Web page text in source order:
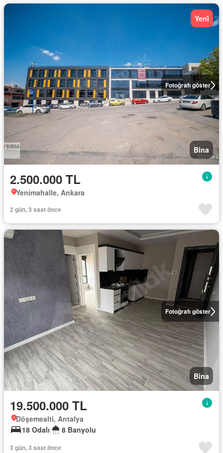
Fotoğrafı göster
Yeni̇
Bina
2.500.000 TL
Yenimahalle, Ankara
2 gün, 3 saat önce
Fotoğrafı göster
Bina
19.500.000 TL
Döşemealti, Antalya
18 Odalı
8 Banyolu
3 gün, 3 saat önce